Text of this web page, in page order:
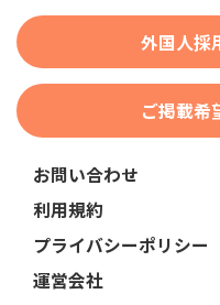
団体種別から探す
業界・職種から検索する
技人国・高度人材の受け入
特定技能
技術・人文知識・国際業務
助成金
教育・研修
人事・労務
外国人採
ご掲載希
お問い合わせ
利用規約
プライバシーポリシー
運営会社